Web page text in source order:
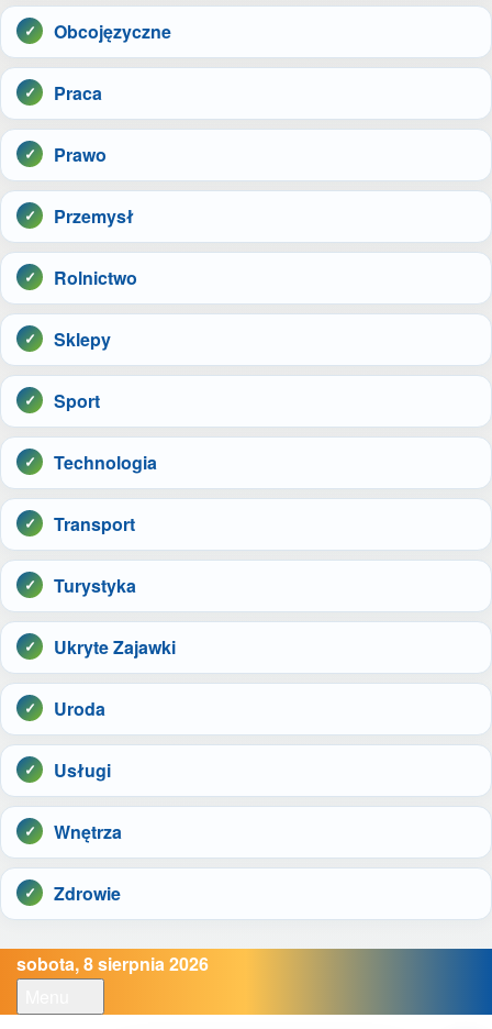
Obcojęzyczne
Praca
Prawo
Przemysł
Rolnictwo
Sklepy
Sport
Technologia
Transport
Turystyka
Ukryte Zajawki
Uroda
Usługi
Wnętrza
Zdrowie
sobota, 8 sierpnia 2026